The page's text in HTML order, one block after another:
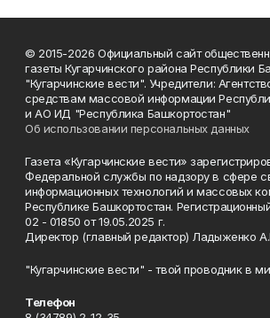
© 2015-2026 Официальный сайт
газеты Кугарчинского района Республики
"Кугарчинские вести". Учредители:
средствам массовой информации
и АО ИД "Республика Башкортостан"
Об использовании персональных данных
Газета «Кугарчинские вести»
Федеральной службы по надзору в сфере
информационных технологий и массовых
Республике Башкортостан.
02 - 01850 от 19.05.2025 г.
Директор (главный редактор) Ладыженко
"Кугарчинские вести" - твой проводник в
Телефон